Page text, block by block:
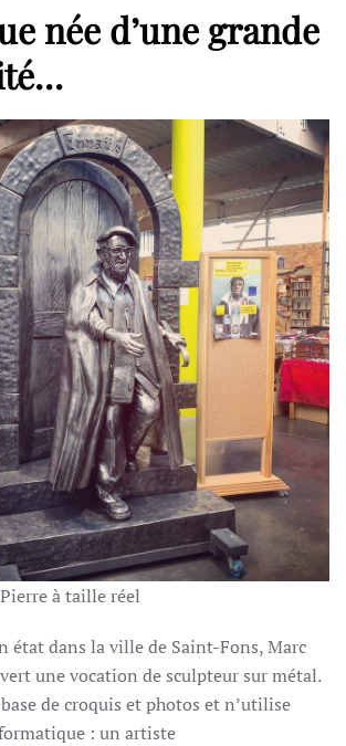
née d’une grande
à taille réel
état dans la ville de Saint-Fons, Marc
une vocation de sculpteur sur métal.
de croquis et photos et n’utilise
: un artiste